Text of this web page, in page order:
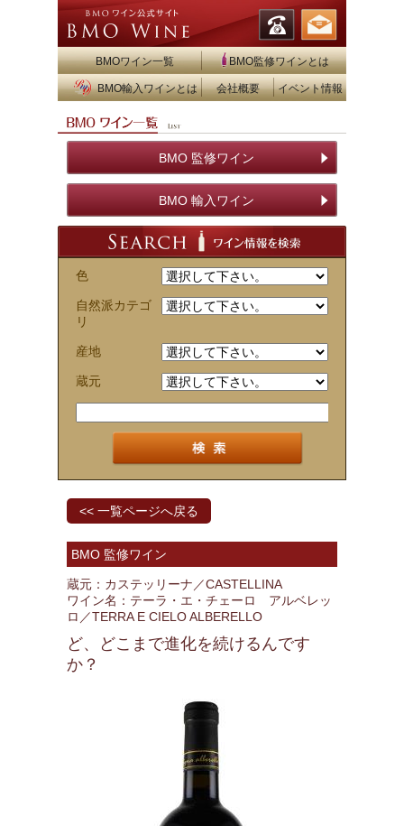
BMOワイン一覧 BMO監修ワインとは
BMO輸入ワインとは 会社概要 イベント情報
BMO 監修ワイン
BMO 輸入ワイン
色
自然派カテゴ
リ
産地
蔵元
<< 一覧ページへ戻る
BMO 監修ワイン
蔵元：カステッリーナ／CASTELLINA
ワイン名：テーラ・エ・チェーロ アルベレッ
ロ／TERRA E CIELO ALBERELLO
ど、どこまで進化を続けるんです
か？